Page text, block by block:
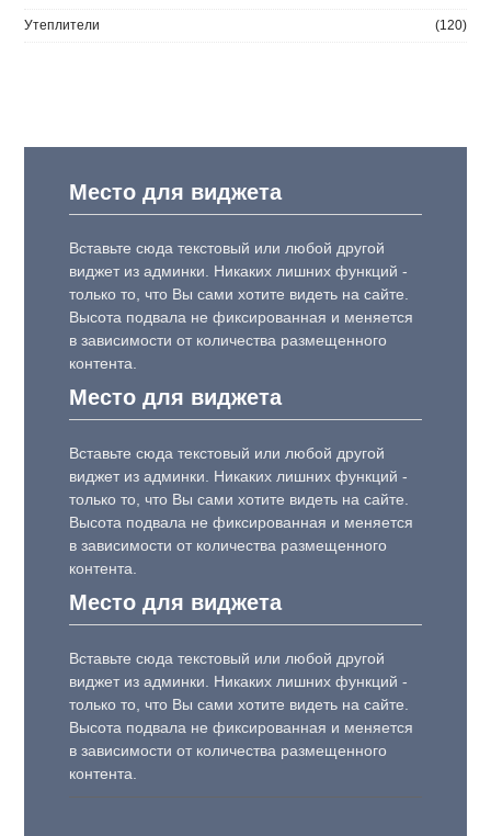
Утеплители (120)
Место для виджета
Вставьте сюда текстовый или любой другой
виджет из админки. Никаких лишних функций -
только то, что Вы сами хотите видеть на сайте.
Высота подвала не фиксированная и меняется
в зависимости от количества размещенного
контента.
Место для виджета
Вставьте сюда текстовый или любой другой
виджет из админки. Никаких лишних функций -
только то, что Вы сами хотите видеть на сайте.
Высота подвала не фиксированная и меняется
в зависимости от количества размещенного
контента.
Место для виджета
Вставьте сюда текстовый или любой другой
виджет из админки. Никаких лишних функций -
только то, что Вы сами хотите видеть на сайте.
Высота подвала не фиксированная и меняется
в зависимости от количества размещенного
контента.